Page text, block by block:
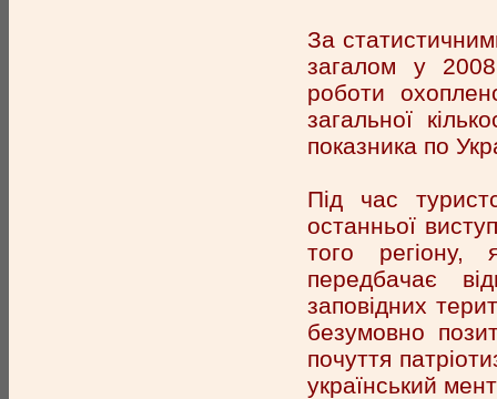
За
загалом у 2008
роботи
загальної
показника по
Під час
останньої
того
передбачає
заповідних
безумовно
почуття
український